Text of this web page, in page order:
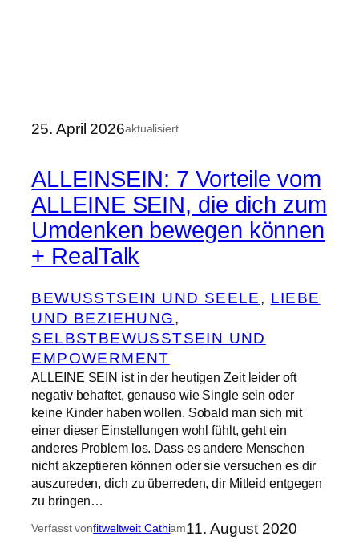
25. April 2026aktualisiert
ALLEINSEIN: 7 Vorteile vom
ALLEINE SEIN, die dich zum
Umdenken bewegen können
+ RealTalk
BEWUSSTSEIN UND SEELE, LIEBE
UND BEZIEHUNG
SELBSTBEWUSSTSEIN UND
EMPOWERMENT
ALLEINE SEIN ist in der heutigen Zeit leider oft
negativ behaftet, genauso wie Single sein oder
keine Kinder haben wollen. Sobald man sich mit
einer dieser Einstellungen wohl fühlt, geht ein
anderes Problem los. Dass es andere Menschen
nicht akzeptieren können oder sie versuchen es dir
auszureden, dich zu überreden, dir Mitleid entgegen
zu bringen…
Verfasst vonfitweltweit Cathiam11. August 2020